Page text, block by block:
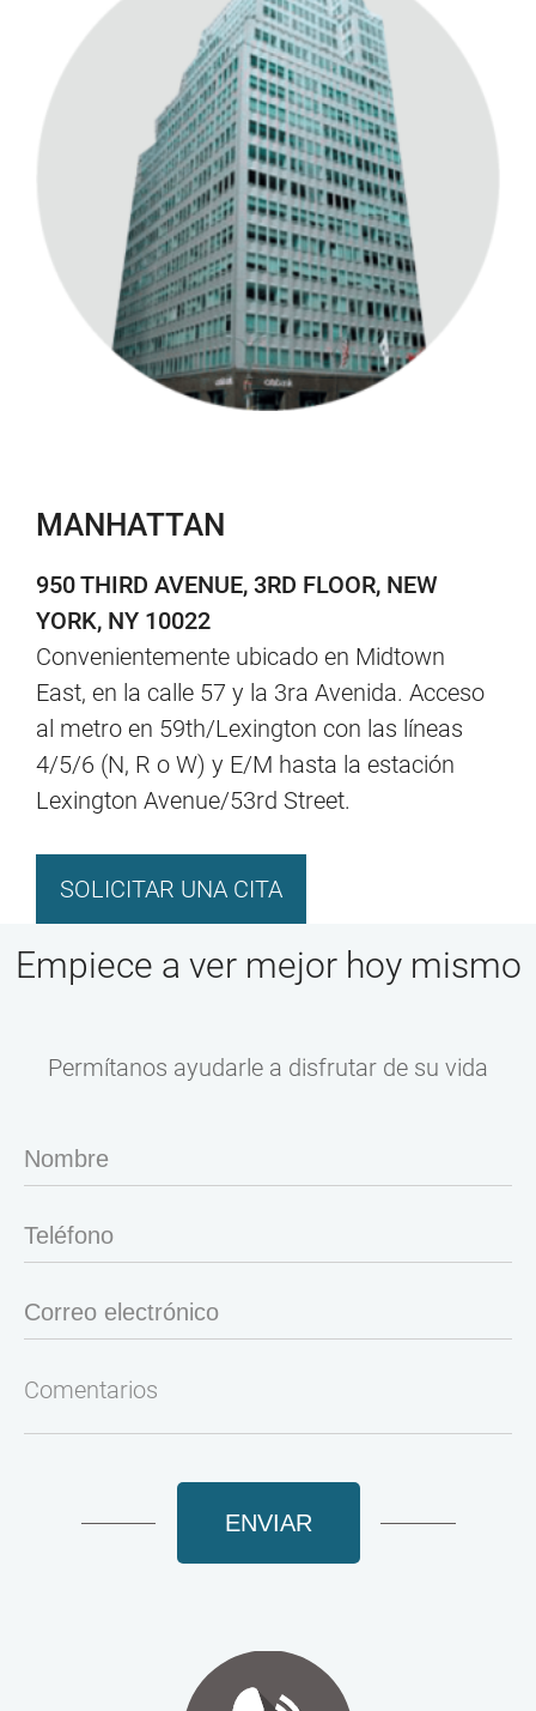
MANHATTAN
950 THIRD AVENUE, 3RD FLOOR, NEW
YORK, NY 10022
Convenientemente ubicado en Midtown
East, en la calle 57 y la 3ra Avenida. Acceso
al metro en 59th/Lexington con las líneas
4/5/6 (N, R o W) y E/M hasta la estación
Lexington Avenue/53rd Street.
SOLICITAR UNA CITA
Empiece a ver mejor hoy mismo
Permítanos ayudarle a disfrutar de su vida
ENVIAR